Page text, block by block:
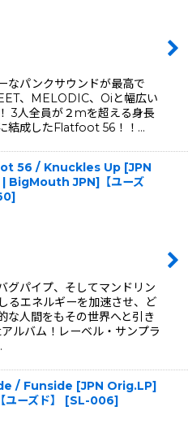
なパンクサウンドが最高で
、MELODIC、Oiと幅広い
3人全員が２mを超える身長
結成したFlatfoot 56！！…
56 / Knuckles Up [JPN
BigMouth JPN]【ユーズ
]
グパイプ、そしてマンドリン
るエネルギーを加速させ、ど
な人間をもその世界へと引き
ルバム！レーベル・サンプラ
/ Funside [JPN Orig.LP]
ーズド】
[SL-006]